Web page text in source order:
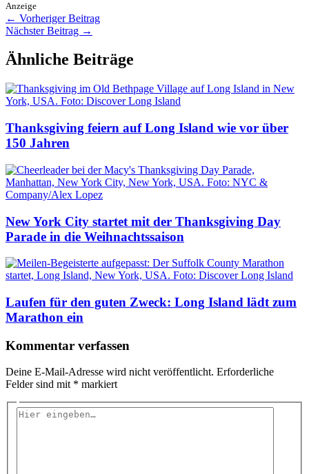
Anzeige
← Vorheriger Beitrag
Nächster Beitrag →
Ähnliche Beiträge
Thanksgiving feiern auf Long Island wie vor über
150 Jahren
New York City startet mit der Thanksgiving Day
Parade in die Weihnachtssaison
Laufen für den guten Zweck: Long Island lädt zum
Marathon ein
Kommentar verfassen
Deine E-Mail-Adresse wird nicht veröffentlicht. Erforderliche
Felder sind mit * markiert
Hier